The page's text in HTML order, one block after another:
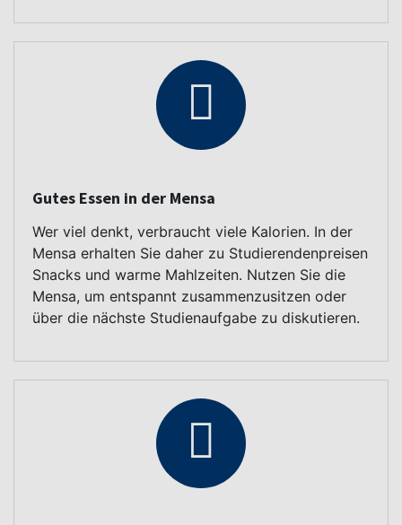
Gutes Essen in der Mensa
Wer viel denkt, verbraucht viele Kalorien. In der
Mensa erhalten Sie daher zu Studierendenpreisen
Snacks und warme Mahlzeiten. Nutzen Sie die
Mensa, um entspannt zusammenzusitzen oder
über die nächste Studienaufgabe zu diskutieren.